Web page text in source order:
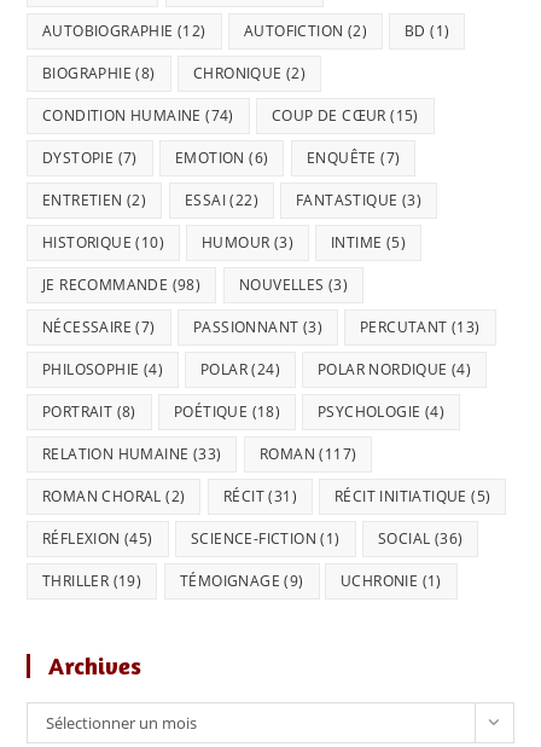
AUTOBIOGRAPHIE (12) AUTOFICTION (2) BD (1)
BIOGRAPHIE (8) CHRONIQUE (2)
CONDITION HUMAINE (74) COUP DE CŒUR (15)
DYSTOPIE (7) EMOTION (6) ENQUÊTE (7)
ENTRETIEN (2) ESSAI(22) FANTASTIQUE (3)
HISTORIQUE (10) HUMOUR (3) INTIME (5)
JE RECOMMANDE (98) NOUVELLES (3)
NÉCESSAIRE (7) PASSIONNANT (3) PERCUTANT (13)
PHILOSOPHIE (4) POLAR(24) POLAR NORDIQUE (4)
PORTRAIT (8) POÉTIQUE (18) PSYCHOLOGIE (4)
RELATION HUMAINE (33) ROMAN (117)
ROMAN CHORAL (2) RÉCIT(31) RÉCIT INITIATIQUE (5)
RÉFLEXION (45) SCIENCE-FICTION (1) SOCIAL (36)
THRILLER (19) TÉMOIGNAGE (9) UCHRONIE (1)
Archives
Archives
Sélectionner un mois